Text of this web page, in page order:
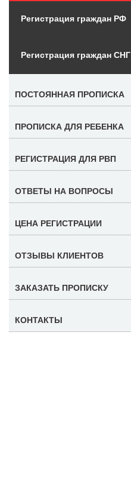
Регистрация граждан РФ
Регистрация граждан СНГ
ПОСТОЯННАЯ ПРОПИСКА
ПРОПИСКА ДЛЯ РЕБЕНКА
РЕГИСТРАЦИЯ ДЛЯ РВП
ОТВЕТЫ НА ВОПРОСЫ
ЦЕНА РЕГИСТРАЦИИ
ОТЗЫВЫ КЛИЕНТОВ
ЗАКАЗАТЬ ПРОПИСКУ
КОНТАКТЫ